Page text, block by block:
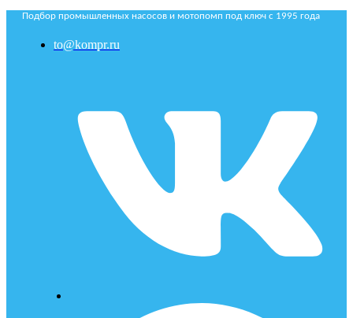
Подбор промышленных насосов и мотопомп под ключ с 1995 года
to@kompr.ru